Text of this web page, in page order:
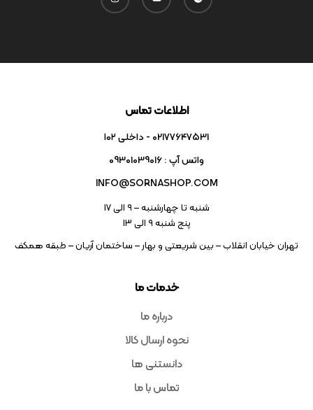
خدمات ما
درباره ما
نحوه ارسال کالا
دانستنی ها
تماس با ما
اطلاعات تماس
02177647531 - داخلی ۱۰۲
واتس آپ : 09301039016
INFO@SORNASHOP.COM
شنبه تا چهارشنبه – ۹ الی 17
پنج شنبه ۹ الی 13
تهران خیابان انقلاب – بین شریعتی و بهار – ساختمان آریان – طبقه همکف